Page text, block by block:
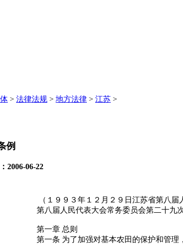
> 法律法规 > 地方法律 > 江苏 >
例
2006-06-22
（１９９３年１２月２９日江苏省第八
第八届人民代表大会常务委员会第二十九
第一章 总则
第一条 为了加强对基本农田的保护和管